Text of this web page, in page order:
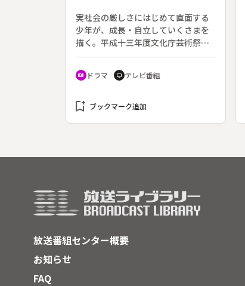
の生き様を紹介する。
実社会の厳しさにはじめて直面する
少年が、成長・自立していくさまを
描く。平成十三年度文化庁芸術祭大
賞受賞作品。原作：佐伯一麦「ア・
ルース・ボーイ」より。◆宮城県仙
台市で有数の進学校を中退した１７
の子どもを妊娠して１６歳で出産し
人で共同生活を始める。
recent_actors ドラマ tv テレビ番組
bookmark_add ブックマーク追加
放送番組センター概要
お知らせ
FAQ